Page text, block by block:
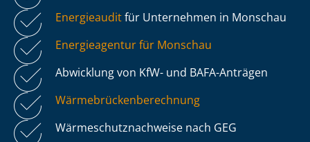
Energieauditfür Unternehmen in Monschau
Energieagentur für Monschau
Abwicklung von KfW- und BAFA-Anträgen
Wär­me­brü­cken­be­rech­nung
Wär­me­schutz­nach­wei­se nach GEG